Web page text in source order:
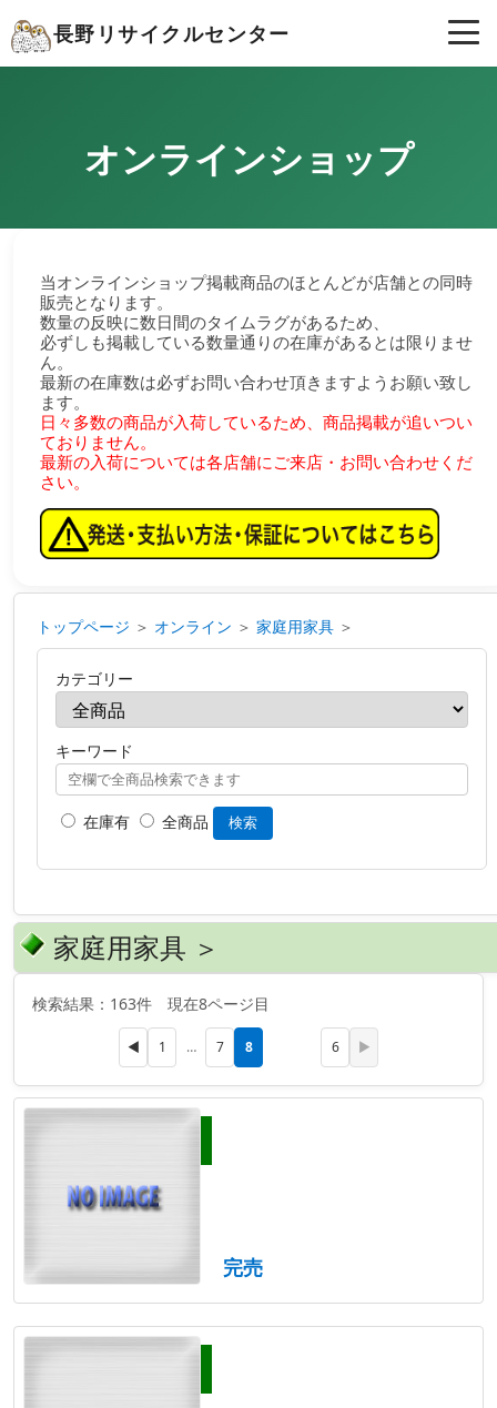
長野リサイクルセンター
オンラインショップ
当オンラインショップ掲載商品のほとんどが店舗との同時
販売となります。
数量の反映に数日間のタイムラグがあるため、
必ずしも掲載している数量通りの在庫があるとは限りませ
ん。
最新の在庫数は必ずお問い合わせ頂きますようお願い致し
ます。
日々多数の商品が入荷しているため、商品掲載が追いつい
ておりません。
最新の入荷については各店舗にご来店・お問い合わせくだ
さい。
トップページ ＞ オンライン ＞ 家庭用家具 ＞
カテゴリー
キーワード
在庫有 全商品 検索
家庭用家具 ＞
検索結果：163件 現在8ページ目
◀ 1 … 7 8 6 ▶
完売